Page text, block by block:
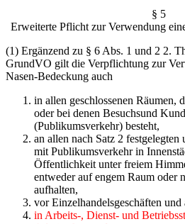
§ 5
Erweiterte Pflicht zur Verwendung
(1) Ergänzend zu § 6 Abs. 1 und 2 2.
GrundVO gilt die Verpflichtung zur
Nasen-Bedeckung auch
in allen geschlossenen Räumen,
oder bei denen Besuchs­und
(Publikumsverkehr) besteht,
an allen nach Satz 2
mit Publikumsverkehr in
Öffentlichkeit unter freiem
ent­weder auf engem Raum oder
aufhalten,
vor Einzelhandelsgeschäften und
in Arbeits-, Dienst- und